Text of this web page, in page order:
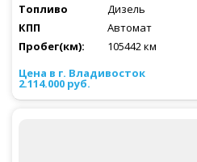
Дизель
Автомат
105442 км
2.114.000 руб.